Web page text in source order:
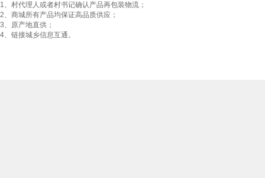
1、村代理人或者村书记确认产品再包装物流；
2、商城所有产品均保证高品质供应；
3、原产地直供；
4、链接城乡信息互通。